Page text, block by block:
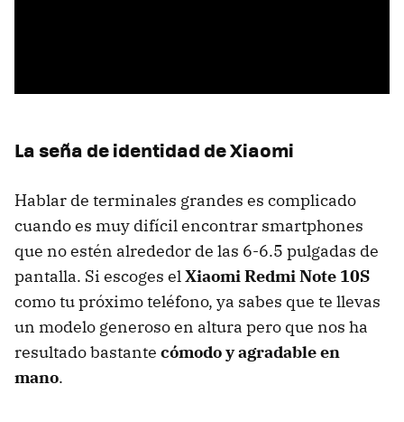
La seña de identidad de Xiaomi
Hablar de terminales grandes es complicado
cuando es muy difícil encontrar smartphones
que no estén alrededor de las 6-6.5 pulgadas de
pantalla. Si escoges elXiaomi Redmi Note 10S
como tu próximo teléfono, ya sabes que te llevas
un modelo generoso en altura pero que nos ha
resultado bastante cómodo y agradable en
mano.